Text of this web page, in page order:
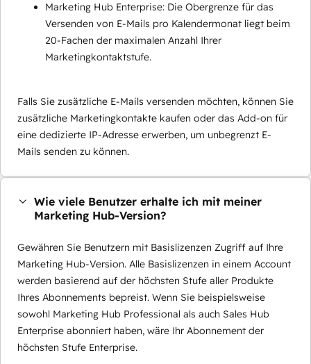
Marketing Hub Enterprise: Die Obergrenze für das
Versenden von E-Mails pro Kalendermonat liegt beim
20-Fachen der maximalen Anzahl Ihrer
Marketingkontaktstufe.
Falls Sie zusätzliche E-Mails versenden möchten, können Sie
zusätzliche Marketingkontakte kaufen oder das Add-on für
eine dedizierte IP-Adresse erwerben, um unbegrenzt E-
Mails senden zu können.
Wie viele Benutzer erhalte ich mit meiner
Marketing Hub-Version?
Gewähren Sie Benutzern mit Basislizenzen Zugriff auf Ihre
Marketing Hub-Version. Alle Basislizenzen in einem Account
werden basierend auf der höchsten Stufe aller Produkte
Ihres Abonnements bepreist. Wenn Sie beispielsweise
sowohl Marketing Hub Professional als auch Sales Hub
Enterprise abonniert haben, wäre Ihr Abonnement der
höchsten Stufe Enterprise.